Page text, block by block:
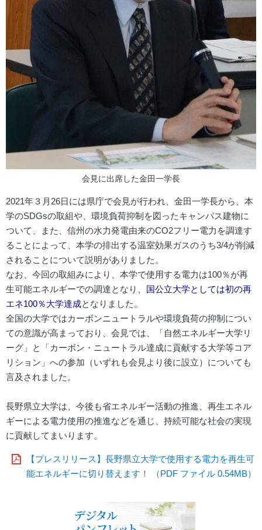
会見に出席した金田一学長
2021年３月26日には県庁で会見が行われ、金田一学長から、本
学のSDGsの取組や、環境負荷抑制を図ったキャンパス建物に
ついて、また、信州の水力発電由来のCO2フリー電力を調達す
ることによって、本学の排出する温室効果ガスのうち3/4が削減
されることについて説明がありました。
なお、今回の取組みにより、本学で使用する電力は100％が再
生可能エネルギーでの調達となり、 国公立大学としては初の再
エネ100％大学達成となりました。
全国の大学ではカーボンニュートラルや環境負荷の抑制につい
ての意識が高まっており、会見では、「自然エネルギー大学リ
ーグ」と「カーボン・ニュートラル達成に貢献する大学等コア
リション」への参加（いずれも会見より後に設立）についても
言及されました。
長野県立大学は、今後も省エネルギー活動の推進、再生エネル
ギーによる電力使用の推進などを通じ、持続可能な社会の実現
に貢献してまいります。
【プレスリリース】長野県立大学で使用する電力を再生可
能エネルギーに切り替えます！ （PDF ファイル 0.54MB）